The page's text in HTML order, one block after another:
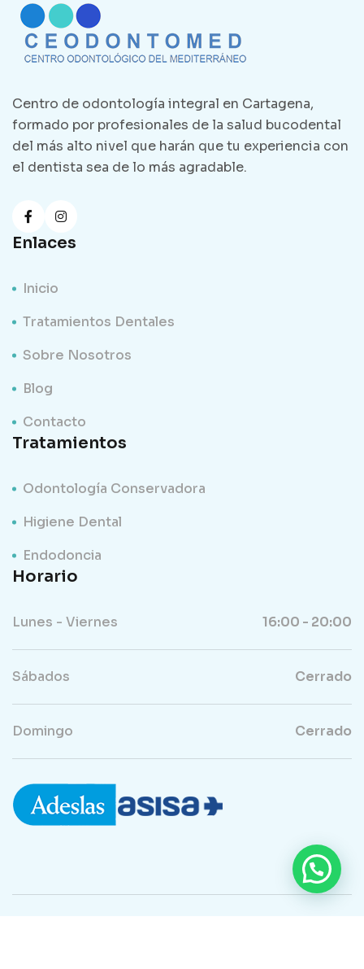
Centro de odontología integral en Cartagena,
formado por profesionales de la salud bucodental
del más alto nivel que harán que tu experiencia con
el dentista sea de lo más agradable.
Enlaces
Inicio
Tratamientos Dentales
Sobre Nosotros
Blog
Contacto
Tratamientos
Odontología Conservadora
Higiene Dental
Endodoncia
Horario
Lunes - Viernes 16:00 - 20:00
Sábados Cerrado
Domingo Cerrado